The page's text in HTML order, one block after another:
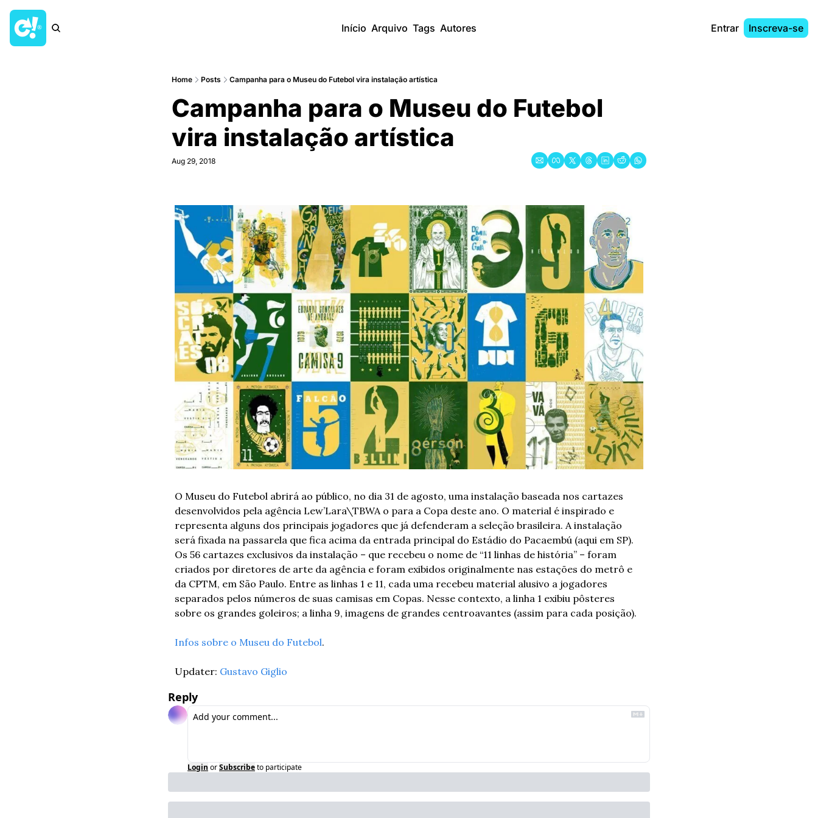
Início Arquivo Tags Autores Entrar Inscreva-se
Home Posts Campanha para o Museu do Futebol vira instalação artística
Campanha para o Museu do Futebol
vira instalação artística
Aug 29, 2018
O Museu do Futebol abrirá ao público, no dia 31 de agosto, uma instalação baseada nos cartazes
desenvolvidos pela agência Lew’Lara\TBWA o para a Copa deste ano. O material é inspirado e
representa alguns dos principais jogadores que já defenderam a seleção brasileira. A instalação
será fixada na passarela que fica acima da entrada principal do Estádio do Pacaembú (aqui em SP).
Os 56 cartazes exclusivos da instalação – que recebeu o nome de “11 linhas de história” – foram
criados por diretores de arte da agência e foram exibidos originalmente nas estações do metrô e
da CPTM, em São Paulo. Entre as linhas 1 e 11, cada uma recebeu material alusivo a jogadores
separados pelos números de suas camisas em Copas. Nesse contexto, a linha 1 exibiu pôsteres
sobre os grandes goleiros; a linha 9, imagens de grandes centroavantes (assim para cada posição).
Infos sobre o Museu do Futebol.
Updater: Gustavo Giglio
Reply
Login orSubscribeto participate